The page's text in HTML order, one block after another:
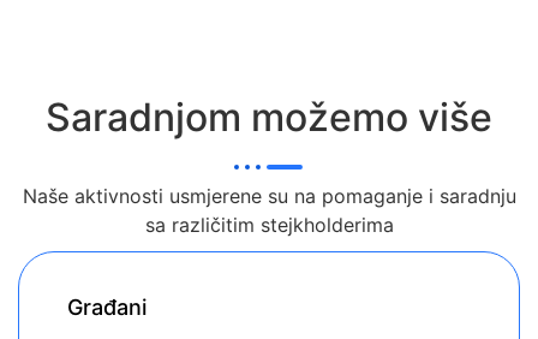
Saradnjom možemo više
Naše aktivnosti usmjerene su na pomaganje i saradnju
sa različitim stejkholderima
Građani